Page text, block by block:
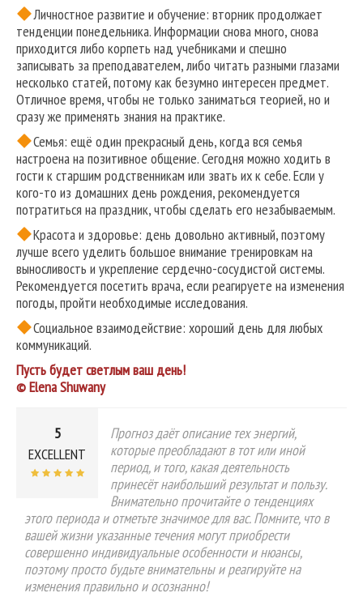
Личностное развитие и обучение: вторник продолжает
тенденции понедельника. Информации снова много, снова
приходится либо корпеть над учебниками и спешно
записывать за преподавателем, либо читать разными глазами
несколько статей, потому как безумно интересен предмет.
Отличное время, чтобы не только заниматься теорией, но и
сразу же применять знания на практике.
Семья: ещё один прекрасный день, когда вся семья
настроена на позитивное общение. Сегодня можно ходить в
гости к старшим родственникам или звать их к себе. Если у
кого-то из домашних день рождения, рекомендуется
потратиться на праздник, чтобы сделать его незабываемым.
Красота и здоровье: день довольно активный, поэтому
лучше всего уделить большое внимание тренировкам на
выносливость и укрепление сердечно-сосудистой системы.
Рекомендуется посетить врача, если реагируете на изменения
погоды, пройти необходимые исследования.
Социальное взаимодействие: хороший день для любых
коммуникаций.
Пусть будет светлым ваш день!
© Elena Shuwany
5
EXCELLENT
Прогноз даёт описание тех энергий,
которые преобладают в тот или иной
период, и того, какая деятельность
принесёт наибольший результат и пользу.
Внимательно прочитайте о тенденциях
этого периода и отметьте значимое для вас. Помните, что в
вашей жизни указанные течения могут приобрести
совершенно индивидуальные особенности и нюансы,
поэтому просто будьте внимательны и реагируйте на
изменения правильно и осознанно!